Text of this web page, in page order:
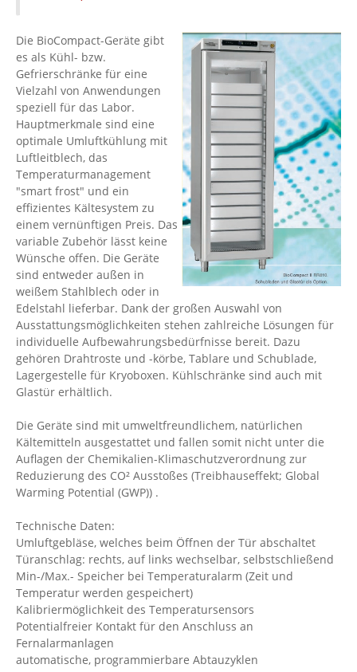
Die BioCompact-Geräte gibt
es als Kühl- bzw.
Gefrierschränke für eine
Vielzahl von Anwendungen
speziell für das Labor.
Hauptmerkmale sind eine
optimale Umluftkühlung mit
Luftleitblech, das
Temperaturmanagement
"smart frost" und ein
effizientes Kältesystem zu
einem vernünftigen Preis. Das
variable Zubehör lässt keine
Wünsche offen. Die Geräte
sind entweder außen in
weißem Stahlblech oder in
Edelstahl lieferbar. Dank der großen Auswahl von
Ausstattungsmöglichkeiten stehen zahlreiche Lösungen für
individuelle Aufbewahrungsbedürfnisse bereit. Dazu
gehören Drahtroste und -körbe, Tablare und Schublade,
Lagergestelle für Kryoboxen. Kühlschränke sind auch mit
Glastür erhältlich.
Die Geräte sind mit umweltfreundlichem, natürlichen
Kältemitteln ausgestattet und fallen somit nicht unter die
Auflagen der Chemikalien-Klimaschutzverordnung zur
Reduzierung des CO² Ausstoßes (Treibhauseffekt; Global
Warming Potential (GWP)) .
Technische Daten:
Umluftgebläse, welches beim Öffnen der Tür abschaltet
Türanschlag: rechts, auf links wechselbar, selbstschließend
Min-/Max.- Speicher bei Temperaturalarm (Zeit und
Temperatur werden gespeichert)
Kalibriermöglichkeit des Temperatursensors
Potentialfreier Kontakt für den Anschluss an
Fernalarmanlagen
automatische, programmierbare Abtauzyklen